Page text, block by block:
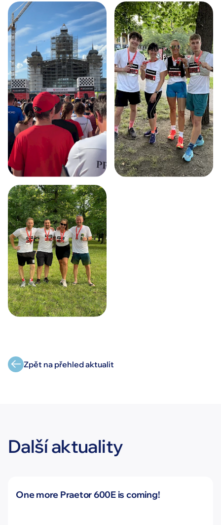
Zpět na přehled aktualit
Další aktuality
Novinky
One more Praetor 600E is coming!